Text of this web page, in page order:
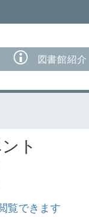
図書館紹介
ト
覧できます